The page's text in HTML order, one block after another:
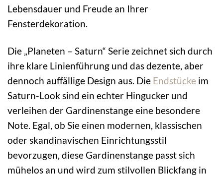
Lebensdauer und Freude an Ihrer
Fensterdekoration.
Die „Planeten – Saturn“ Serie zeichnet sich durch
ihre klare Linienführung und das dezente, aber
dennoch auffällige Design aus. Die Endstücke im
Saturn-Look sind ein echter Hingucker und
verleihen der Gardinenstange eine besondere
Note. Egal, ob Sie einen modernen, klassischen
oder skandinavischen Einrichtungsstil
bevorzugen, diese Gardinenstange passt sich
mühelos an und wird zum stilvollen Blickfang in